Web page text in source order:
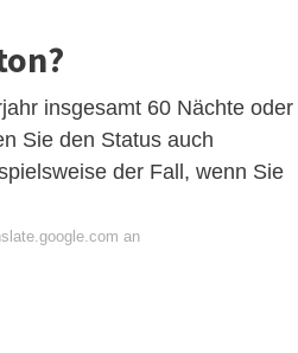
insgesamt 60 Nächte oder
Sie den Status auch
der Fall, wenn Sie
an